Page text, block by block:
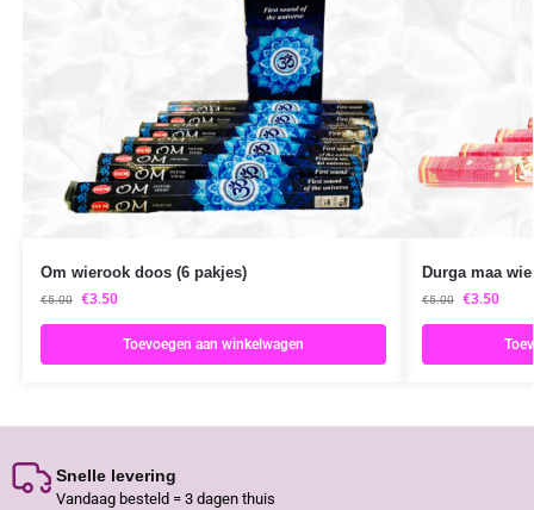
Om wierook doos (6 pakjes)
€5.00 €3.50
Toevoegen aan winkelwagen
Durga maa
€5.00 €3.50
Snelle levering
Vandaag besteld = 3 dagen thuis